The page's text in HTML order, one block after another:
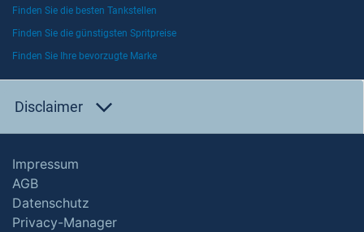
Finden Sie die besten Tankstellen
Finden Sie die günstigsten Spritpreise
Finden Sie Ihre bevorzugte Marke
Disclaimer
Impressum
AGB
Datenschutz
Privacy-Manager